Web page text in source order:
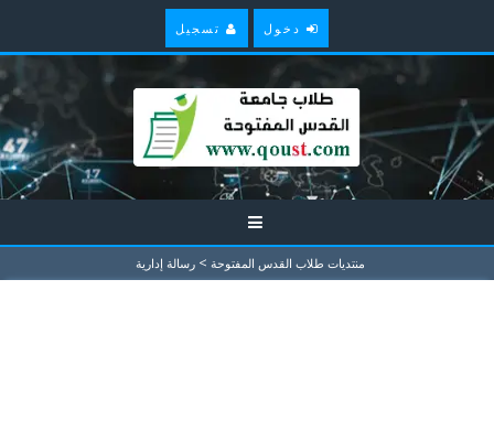
دخول تسجيل
منتديات طلاب القدس المفتوحة > رسالة إدارية